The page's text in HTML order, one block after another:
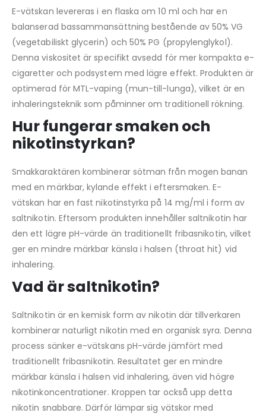
E-vätskan levereras i en flaska om 10 ml och har en
balanserad bassammansättning bestående av 50% VG
(vegetabiliskt glycerin) och 50% PG (propylenglykol).
Denna viskositet är specifikt avsedd för mer kompakta e-
cigaretter och podsystem med lägre effekt. Produkten är
optimerad för MTL-vaping (mun-till-lunga), vilket är en
inhaleringsteknik som påminner om traditionell rökning.
Hur fungerar smaken och
nikotinstyrkan?
Smakkaraktären kombinerar sötman från mogen banan
med en märkbar, kylande effekt i eftersmaken. E-
vätskan har en fast nikotinstyrka på 14 mg/ml i form av
saltnikotin. Eftersom produkten innehåller saltnikotin har
den ett lägre pH-värde än traditionellt fribasnikotin, vilket
ger en mindre märkbar känsla i halsen (throat hit) vid
inhalering.
Vad är saltnikotin?
Saltnikotin är en kemisk form av nikotin där tillverkaren
kombinerar naturligt nikotin med en organisk syra. Denna
process sänker e-vätskans pH-värde jämfört med
traditionellt fribasnikotin. Resultatet ger en mindre
märkbar känsla i halsen vid inhalering, även vid högre
nikotinkoncentrationer. Kroppen tar också upp detta
nikotin snabbare. Därför lämpar sig vätskor med